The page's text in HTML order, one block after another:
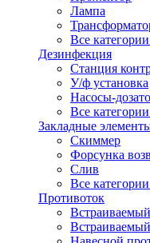
Лампа
Все
Дезинфекция
Станция
У/ф установка
Насосы-
Все
Закладные
Скиммер
Форсунка
Слив
Все
Противоток